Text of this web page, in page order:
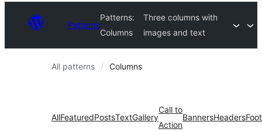
Patterns
Patterns:
Columns
Three columns with
images and text
All patterns Columns
AllFeaturedPostsTextGallery
Call to
Action
BannersHeaders